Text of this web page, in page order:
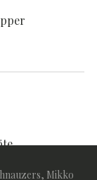
Mikko